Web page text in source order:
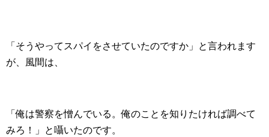
「そうやってスパイをさせていたのですか」と言われます
が、風間は、
「俺は警察を憎んでいる。俺のことを知りたければ調べて
みろ！」と囁いたのです。